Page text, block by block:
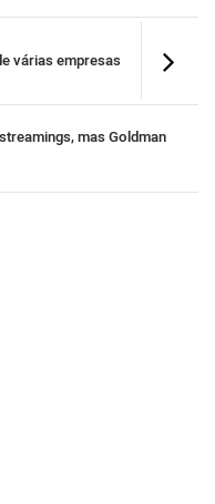
várias empresas
mas Goldman